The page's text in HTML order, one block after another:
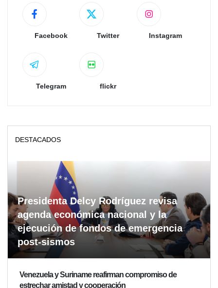
Facebook Twitter Instagram
Telegram flickr
DESTACADOS
Presidenta Delcy Rodríguez revisa
agenda económica nacional y la
ejecución de fondos de emergencia
post-sismos
Venezuela y Suriname reafirman compromiso de
estrechar amistad y cooperación